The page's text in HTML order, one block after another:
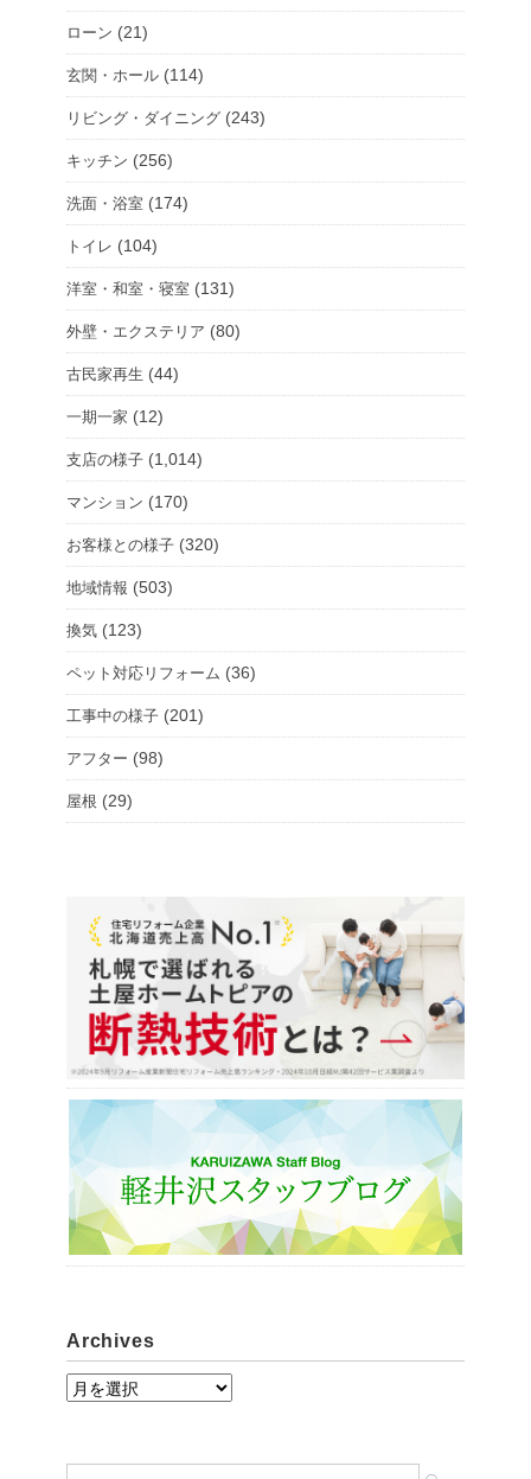
ローン (21)
玄関・ホール (114)
リビング・ダイニング (243)
キッチン (256)
洗面・浴室 (174)
トイレ (104)
洋室・和室・寝室 (131)
外壁・エクステリア (80)
古民家再生 (44)
一期一家 (12)
支店の様子 (1,014)
マンション (170)
お客様との様子 (320)
地域情報 (503)
換気 (123)
ペット対応リフォーム (36)
工事中の様子 (201)
アフター (98)
屋根 (29)
Archives